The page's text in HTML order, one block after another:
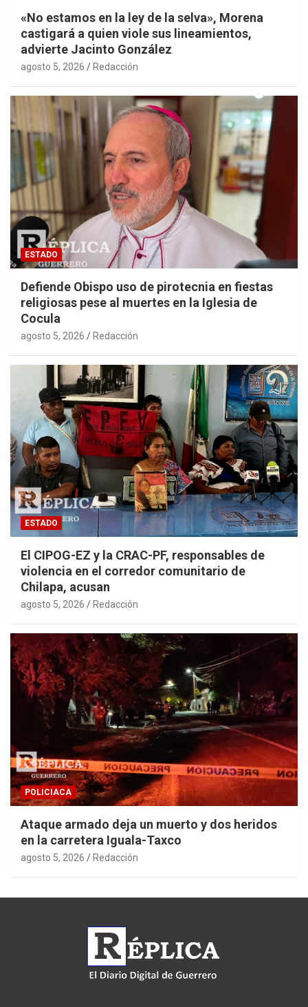
«No estamos en la ley de la selva», Morena
castigará a quien viole sus lineamientos,
advierte Jacinto González
agosto 5, 2026 Redacción
ESTADO
Defiende Obispo uso de pirotecnia en fiestas
religiosas pese al muertes en la Iglesia de
Cocula
agosto 5, 2026 Redacción
ESTADO
El CIPOG-EZ y la CRAC-PF, responsables de
violencia en el corredor comunitario de
Chilapa, acusan
agosto 5, 2026 Redacción
POLICIACA
Ataque armado deja un muerto y dos heridos
en la carretera Iguala-Taxco
agosto 5, 2026 Redacción